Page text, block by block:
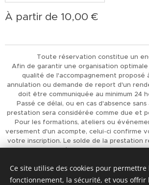
À partir de 10,00 €
Toute réservation constitue un
Afin de garantir une organisation
qualité de l'accompagnement proposé
annulation ou demande de report d'un
doit être communiquée au minimum 24
Passé ce délai, ou en cas d'absence
prestation sera considérée comme due et
Pour les formations, ateliers ou
versement d'un acompte, celui-ci confirme
votre inscription. Le solde de la prestation
préalable de L'Univers
permettent d'offrir à chacun un
Optimisé parWebnode
Ce site utilise des cookies pour permettre
fonctionnement, la sécurité, et vous offrir